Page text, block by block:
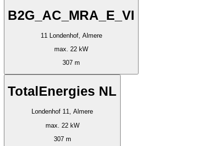
B2G_AC_MRA_E_VI
11 Londenhof, Almere
max. 22 kW
307 m
TotalEnergies NL
Londenhof 11, Almere
max. 22 kW
307 m